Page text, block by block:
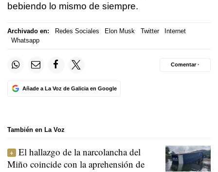
bebiendo lo mismo de siempre.
Archivado en: Redes Sociales Elon Musk Twitter
Internet
Whatsapp
Añade a La Voz de Galicia en Google
Comentar ·
También en La Voz
El hallazgo de la narcolancha del
Miño coincide con la aprehensión de